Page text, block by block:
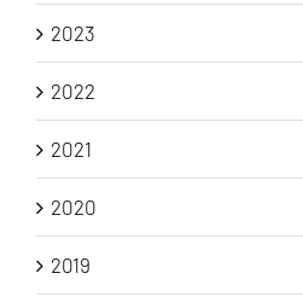
2023
2022
2021
2020
2019